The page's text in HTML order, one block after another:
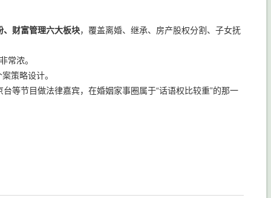
、财富管理六大板块，覆盖离婚、继承、房产股权分割、子女抚
常浓。
策略设计。
等节目做法律嘉宾，在婚姻家事圈属于“话语权比较重”的那一